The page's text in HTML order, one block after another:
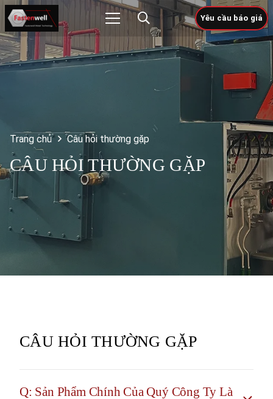
Yêu cầu báo giá
Trang chủ Câu hỏi thường gặp
CÂU HỎI THƯỜNG GẶP
CÂU HỎI THƯỜNG GẶP
Q: Sản Phẩm Chính Của Quý Công Ty Là